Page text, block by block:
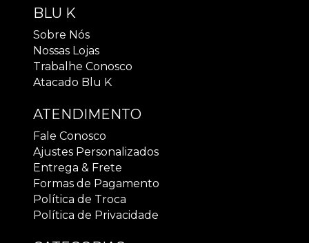
BLU K
Sobre Nós
Nossas Lojas
Trabalhe Conosco
Atacado Blu K
ATENDIMENTO
Fale Conosco
Ajustes Personalizados
Entrega & Frete
Formas de Pagamento
Política de Troca
Política de Privacidade